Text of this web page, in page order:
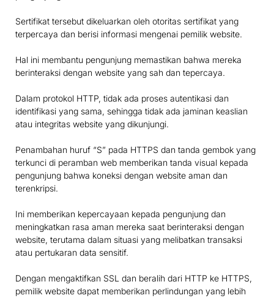
Sertifikat tersebut dikeluarkan oleh otoritas sertifikat yang
terpercaya dan berisi informasi mengenai pemilik website.
Hal ini membantu pengunjung memastikan bahwa mereka
berinteraksi dengan website yang sah dan tepercaya.
Dalam protokol HTTP, tidak ada proses autentikasi dan
identifikasi yang sama, sehingga tidak ada jaminan keaslian
atau integritas website yang dikunjungi.
Penambahan huruf “S” pada HTTPS dan tanda gembok yang
terkunci di peramban web memberikan tanda visual kepada
pengunjung bahwa koneksi dengan website aman dan
terenkripsi.
Ini memberikan kepercayaan kepada pengunjung dan
meningkatkan rasa aman mereka saat berinteraksi dengan
website, terutama dalam situasi yang melibatkan transaksi
atau pertukaran data sensitif.
Dengan mengaktifkan SSL dan beralih dari HTTP ke HTTPS,
pemilik website dapat memberikan perlindungan yang lebih